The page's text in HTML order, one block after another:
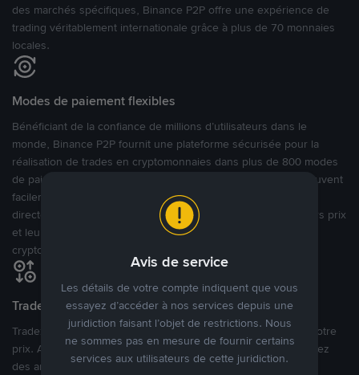
des marchés spécifiques, Binance P2P offre une expérience de
trading véritablement internationale grâce à plus de 70 monnaies
locales.
Modes de paiement flexibles
Bénéficiant de la confiance de millions d’utilisateurs dans le
monde, Binance P2P fournit une plateforme sécurisée pour la
réalisation de trades en cryptomonnaies dans plus de 800 modes
de paiement et plus de 100 monnaies fiat. Les utilisateurs peuvent
facilement acheter, vendre et trader des cryptomonnaies
directement avec d’autres utilisateurs, tout en définissant leurs prix
et leurs modes de paiement préférés sur une Marketplace de
cryptomonnaies ouverte.
Tradez à des prix avantageux pour vous
Tradez des cryptos en étant libres d’acheter et de vendre à votre
prix. Achetez ou vendez à partir des offres existantes, ou créez
des annonces commerciales pour fixer vos propres prix.
Avis de service
Les détails de votre compte indiquent que vous
essayez d’accéder à nos services depuis une
juridiction faisant l’objet de restrictions. Nous
ne sommes pas en mesure de fournir certains
services aux utilisateurs de cette juridiction.